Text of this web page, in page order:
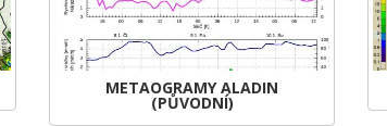
METAOGRAMY ALADIN
(PŮVODNÍ)